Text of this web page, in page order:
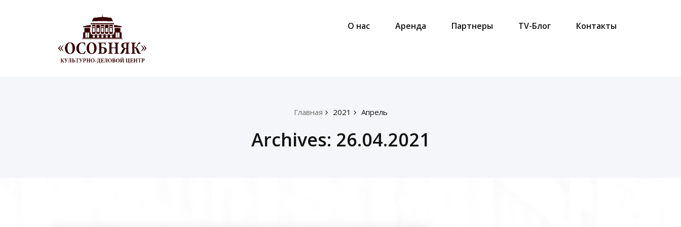
О нас Аренда Партнеры TV-Блог Контакты
Главная 2021 Апрель
Archives: 26.04.2021